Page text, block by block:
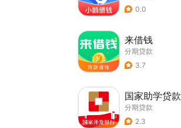
0.0
来借钱
分期贷款
3.7
国家助学贷款
分期贷款
2.3